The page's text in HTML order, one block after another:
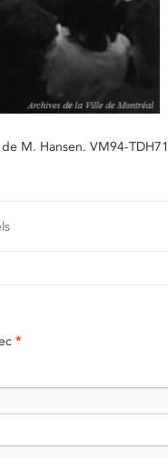
M. Hansen. VM94-
*